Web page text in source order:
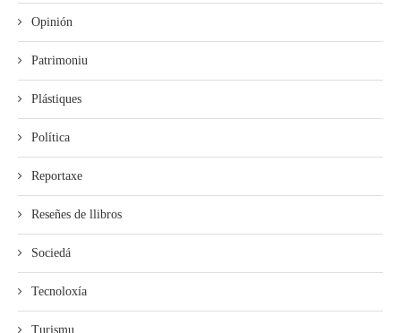
Opinión
Patrimoniu
Plástiques
Política
Reportaxe
Reseñes de llibros
Sociedá
Tecnoloxía
Turismu